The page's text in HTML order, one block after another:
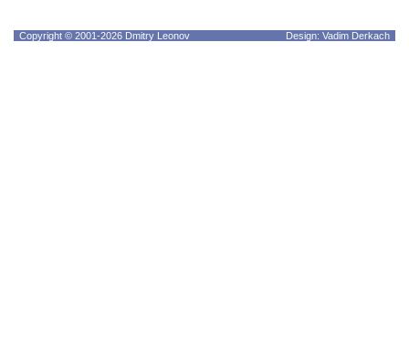
Copyright © 2001-2026 Dmitry Leonov Design: Vadim Derkach